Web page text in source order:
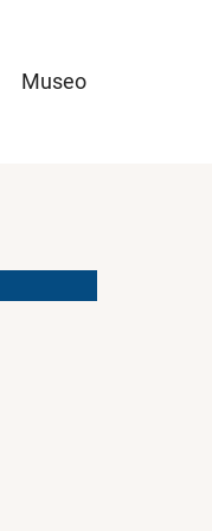
Museo